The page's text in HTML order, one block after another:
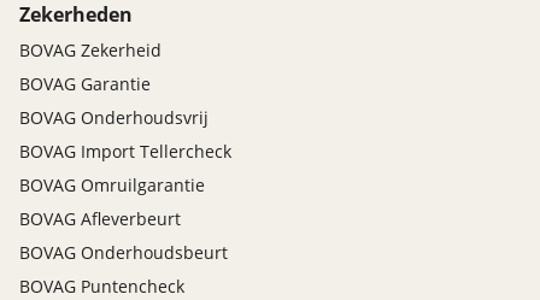
Zekerheden
BOVAG Zekerheid
BOVAG Garantie
BOVAG Onderhoudsvrij
BOVAG Import Tellercheck
BOVAG Omruilgarantie
BOVAG Afleverbeurt
BOVAG Onderhoudsbeurt
BOVAG Puntencheck